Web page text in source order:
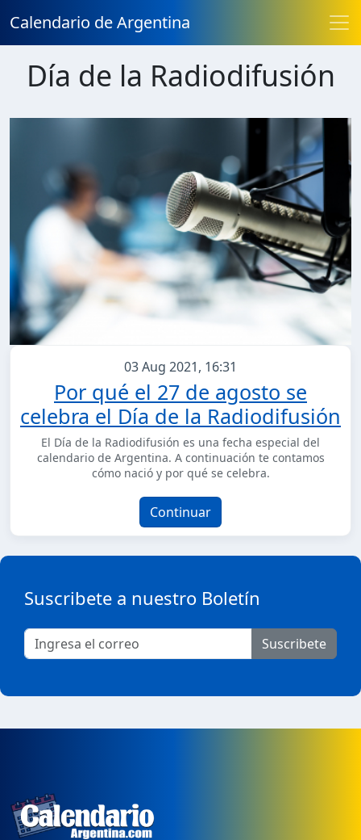
Calendario de Argentina
Día de la Radiodifusión
03 Aug 2021, 16:31
Por qué el 27 de agosto se
celebra el Día de la Radiodifusión
El Día de la Radiodifusión es una fecha especial del
calendario de Argentina. A continuación te contamos
cómo nació y por qué se celebra.
Continuar
Suscribete a nuestro Boletín
Suscribete